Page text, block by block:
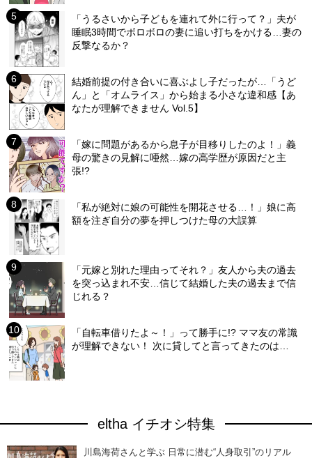
「うるさいから子どもを連れて外に行って？」夫が
睡眠3時間でボロボロの妻に追い打ちをかける…妻の
反撃なるか？
結婚前提の付き合いに喜ぶよし子だったが…「うど
ん」と「オムライス」から始まる小さな違和感【あ
なたが理解できません Vol.5】
「嫁に問題があるから息子が目移りしたのよ！」義
母の驚きの見解に唖然…嫁の高学歴が原因だと主
張!?
「私が絶対に娘の可能性を開花させる…！」娘に高
額を注ぎ自分の夢を押しつけた母の大誤算
「元嫁と別れた理由ってそれ？」友人から夫の過去
を突っ込まれ不安…信じて結婚した夫の過去まで信
じれる？
「自転車借りたよ～！」って勝手に!? ママ友の常識
が理解できない！ 次に貸してと言ってきたのは…
eltha イチオシ特集
川島海荷さんと学ぶ 日常に潜む“人身取引”のリアル